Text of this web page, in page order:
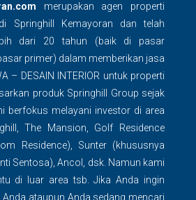
merupakan agen properti
Springhill Kemayoran dan telah
dari 20 tahun (baik di pasar
primer) dalam memberikan jasa
– DESAIN INTERIOR untuk properti
produk Springhill Group sejak
berfokus melayani investor di area
The Mansion, Golf Residence
Residence), Sunter (khususnya
Sentosa), Ancol, dsk. Namun kami
di luar area tsb. Jika Anda ingin
Anda ataupun Anda sedang mencari